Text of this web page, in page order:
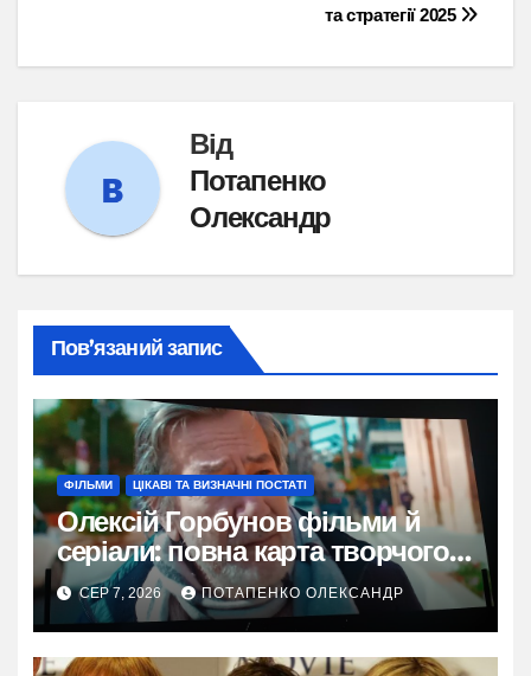
та стратегії 2025
Від
Потапенко
Олександр
Пов’язаний запис
ФІЛЬМИ ЦІКАВІ ТА ВИЗНАЧНІ ПОСТАТІ
Олексій Горбунов фільми й
серіали: повна карта творчого
шляху
СЕР 7, 2026 ПОТАПЕНКО ОЛЕКСАНДР